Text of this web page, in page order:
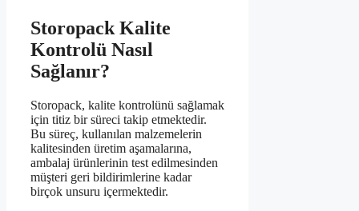
Storopack Kalite
Kontrolü Nasıl
Sağlanır?
Storopack, kalite kontrolünü sağlamak
için titiz bir süreci takip etmektedir.
Bu süreç, kullanılan malzemelerin
kalitesinden üretim aşamalarına,
ambalaj ürünlerinin test edilmesinden
müşteri geri bildirimlerine kadar
birçok unsuru içermektedir.